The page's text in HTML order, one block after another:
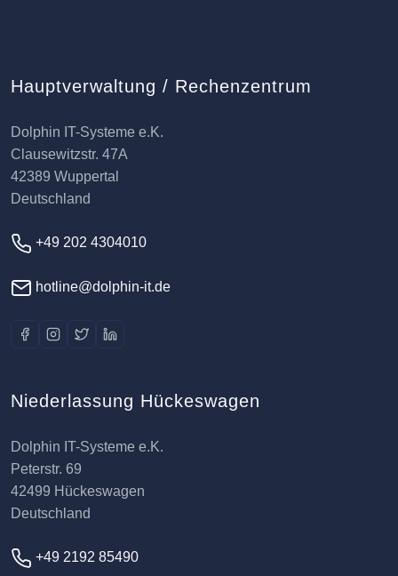
Hauptverwaltung / Rechenzentrum
Dolphin IT-Systeme e.K.
Clausewitzstr. 47A
42389 Wuppertal
Deutschland
+49 202 4304010
hotline@dolphin-it.de
Niederlassung Hückeswagen
Dolphin IT-Systeme e.K.
Peterstr. 69
42499 Hückeswagen
Deutschland
+49 2192 85490